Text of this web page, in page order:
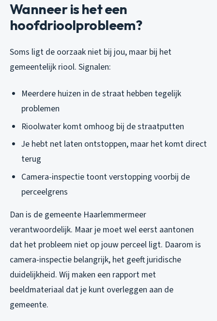
Wanneer is het een
hoofdrioolprobleem?
Soms ligt de oorzaak niet bij jou, maar bij het
gemeentelijk riool. Signalen:
Meerdere huizen in de straat hebben tegelijk
problemen
Rioolwater komt omhoog bij de straatputten
Je hebt net laten ontstoppen, maar het komt direct
terug
Camera-inspectie toont verstopping voorbij de
perceelgrens
Dan is de gemeente Haarlemmermeer
verantwoordelijk. Maar je moet wel eerst aantonen
dat het probleem niet op jouw perceel ligt. Daarom is
camera-inspectie belangrijk, het geeft juridische
duidelijkheid. Wij maken een rapport met
beeldmateriaal dat je kunt overleggen aan de
gemeente.